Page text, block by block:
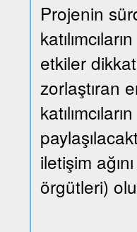
Projenin
etkiler
zorlaştıran
iletişim
örgütleri)